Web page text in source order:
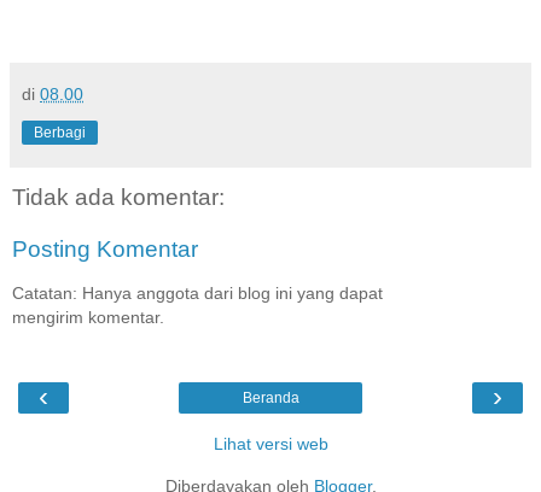
di 08.00
Berbagi
Tidak ada komentar:
Posting Komentar
Catatan: Hanya anggota dari blog ini yang dapat
mengirim komentar.
‹ ›
Beranda
Lihat versi web
Diberdayakan oleh Blogger.